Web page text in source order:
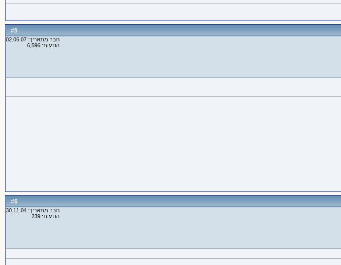
#
5
חבר מתאריך: 02.06.07
הודעות: 6,596
#
6
חבר מתאריך: 30.11.04
הודעות: 239